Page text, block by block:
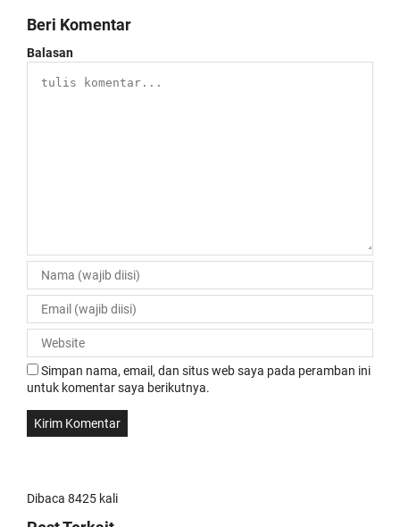
Beri Komentar
Balasan
Simpan nama, email, dan situs web saya pada peramban ini
untuk komentar saya berikutnya.
Dibaca 8425 kali